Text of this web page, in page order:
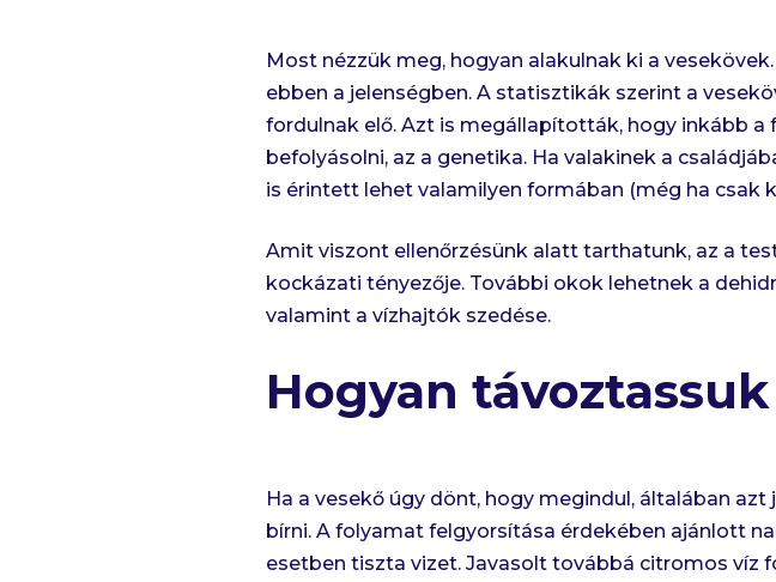
Most nézzük meg, hogyan alakulnak ki a
ebben a jelenségben. A statisztikák szerint a
fordulnak elő. Azt is megállapították, hogy inkább
befolyásolni, az a genetika. Ha valakinek a
is érintett lehet valamilyen formában (még ha csak
Amit viszont ellenőrzésünk alatt tarthatunk, az a
kockázati tényezője. További okok lehetnek a
valamint a vízhajtók szedése.
Hogyan
Ha a vesekő úgy dönt, hogy megindul, általában
bírni. A folyamat felgyorsítása érdekében ajánlott
esetben tiszta vizet. Javasolt továbbá citromos víz